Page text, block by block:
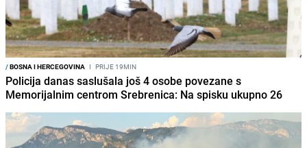
/BOSNA I HERCEGOVINA I PRIJE 19MIN
Policija danas saslušala još 4 osobe povezane s
Memorijalnim centrom Srebrenica: Na spisku ukupno 26